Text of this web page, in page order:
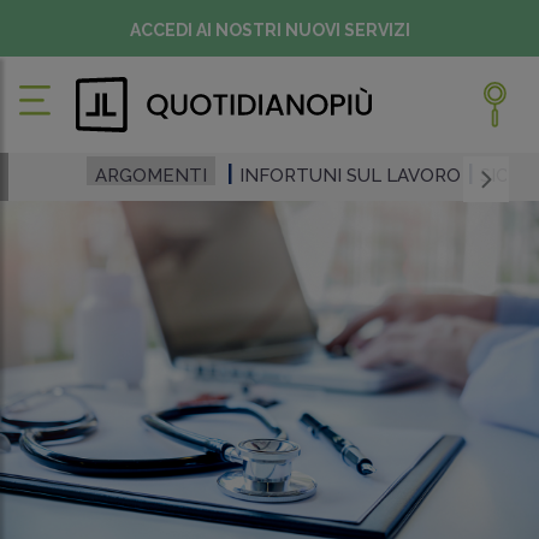
ACCEDI AI NOSTRI NUOVI SERVIZI
ARGOMENTI INFORTUNI SUL LAVORO